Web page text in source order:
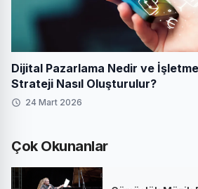
Dijital Pazarlama Nedir ve
Strateji Nasıl Oluşturulur?
24 Mart 2026
Çok Okunanlar